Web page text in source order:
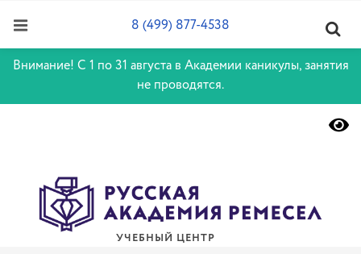
Внимание! С 1 по 31 августа в Академии каникулы, занятия
не проводятся.
УЧЕБНЫЙ ЦЕНТР
8 (499) 877-4538